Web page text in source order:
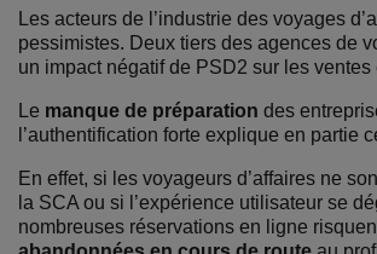
Les acteurs de l’industrie des voyages
pessimistes. Deux tiers des agences de
un impact négatif de PSD2 sur les ventes
Le manque de préparation des
l’authentification forte explique en partie
En effet, si les voyageurs d’affaires ne
la SCA ou si l’expérience utilisateur se
nombreuses réservations en ligne